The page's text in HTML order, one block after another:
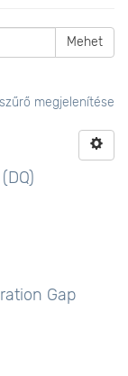
Mehet
megjelenítése
Gap